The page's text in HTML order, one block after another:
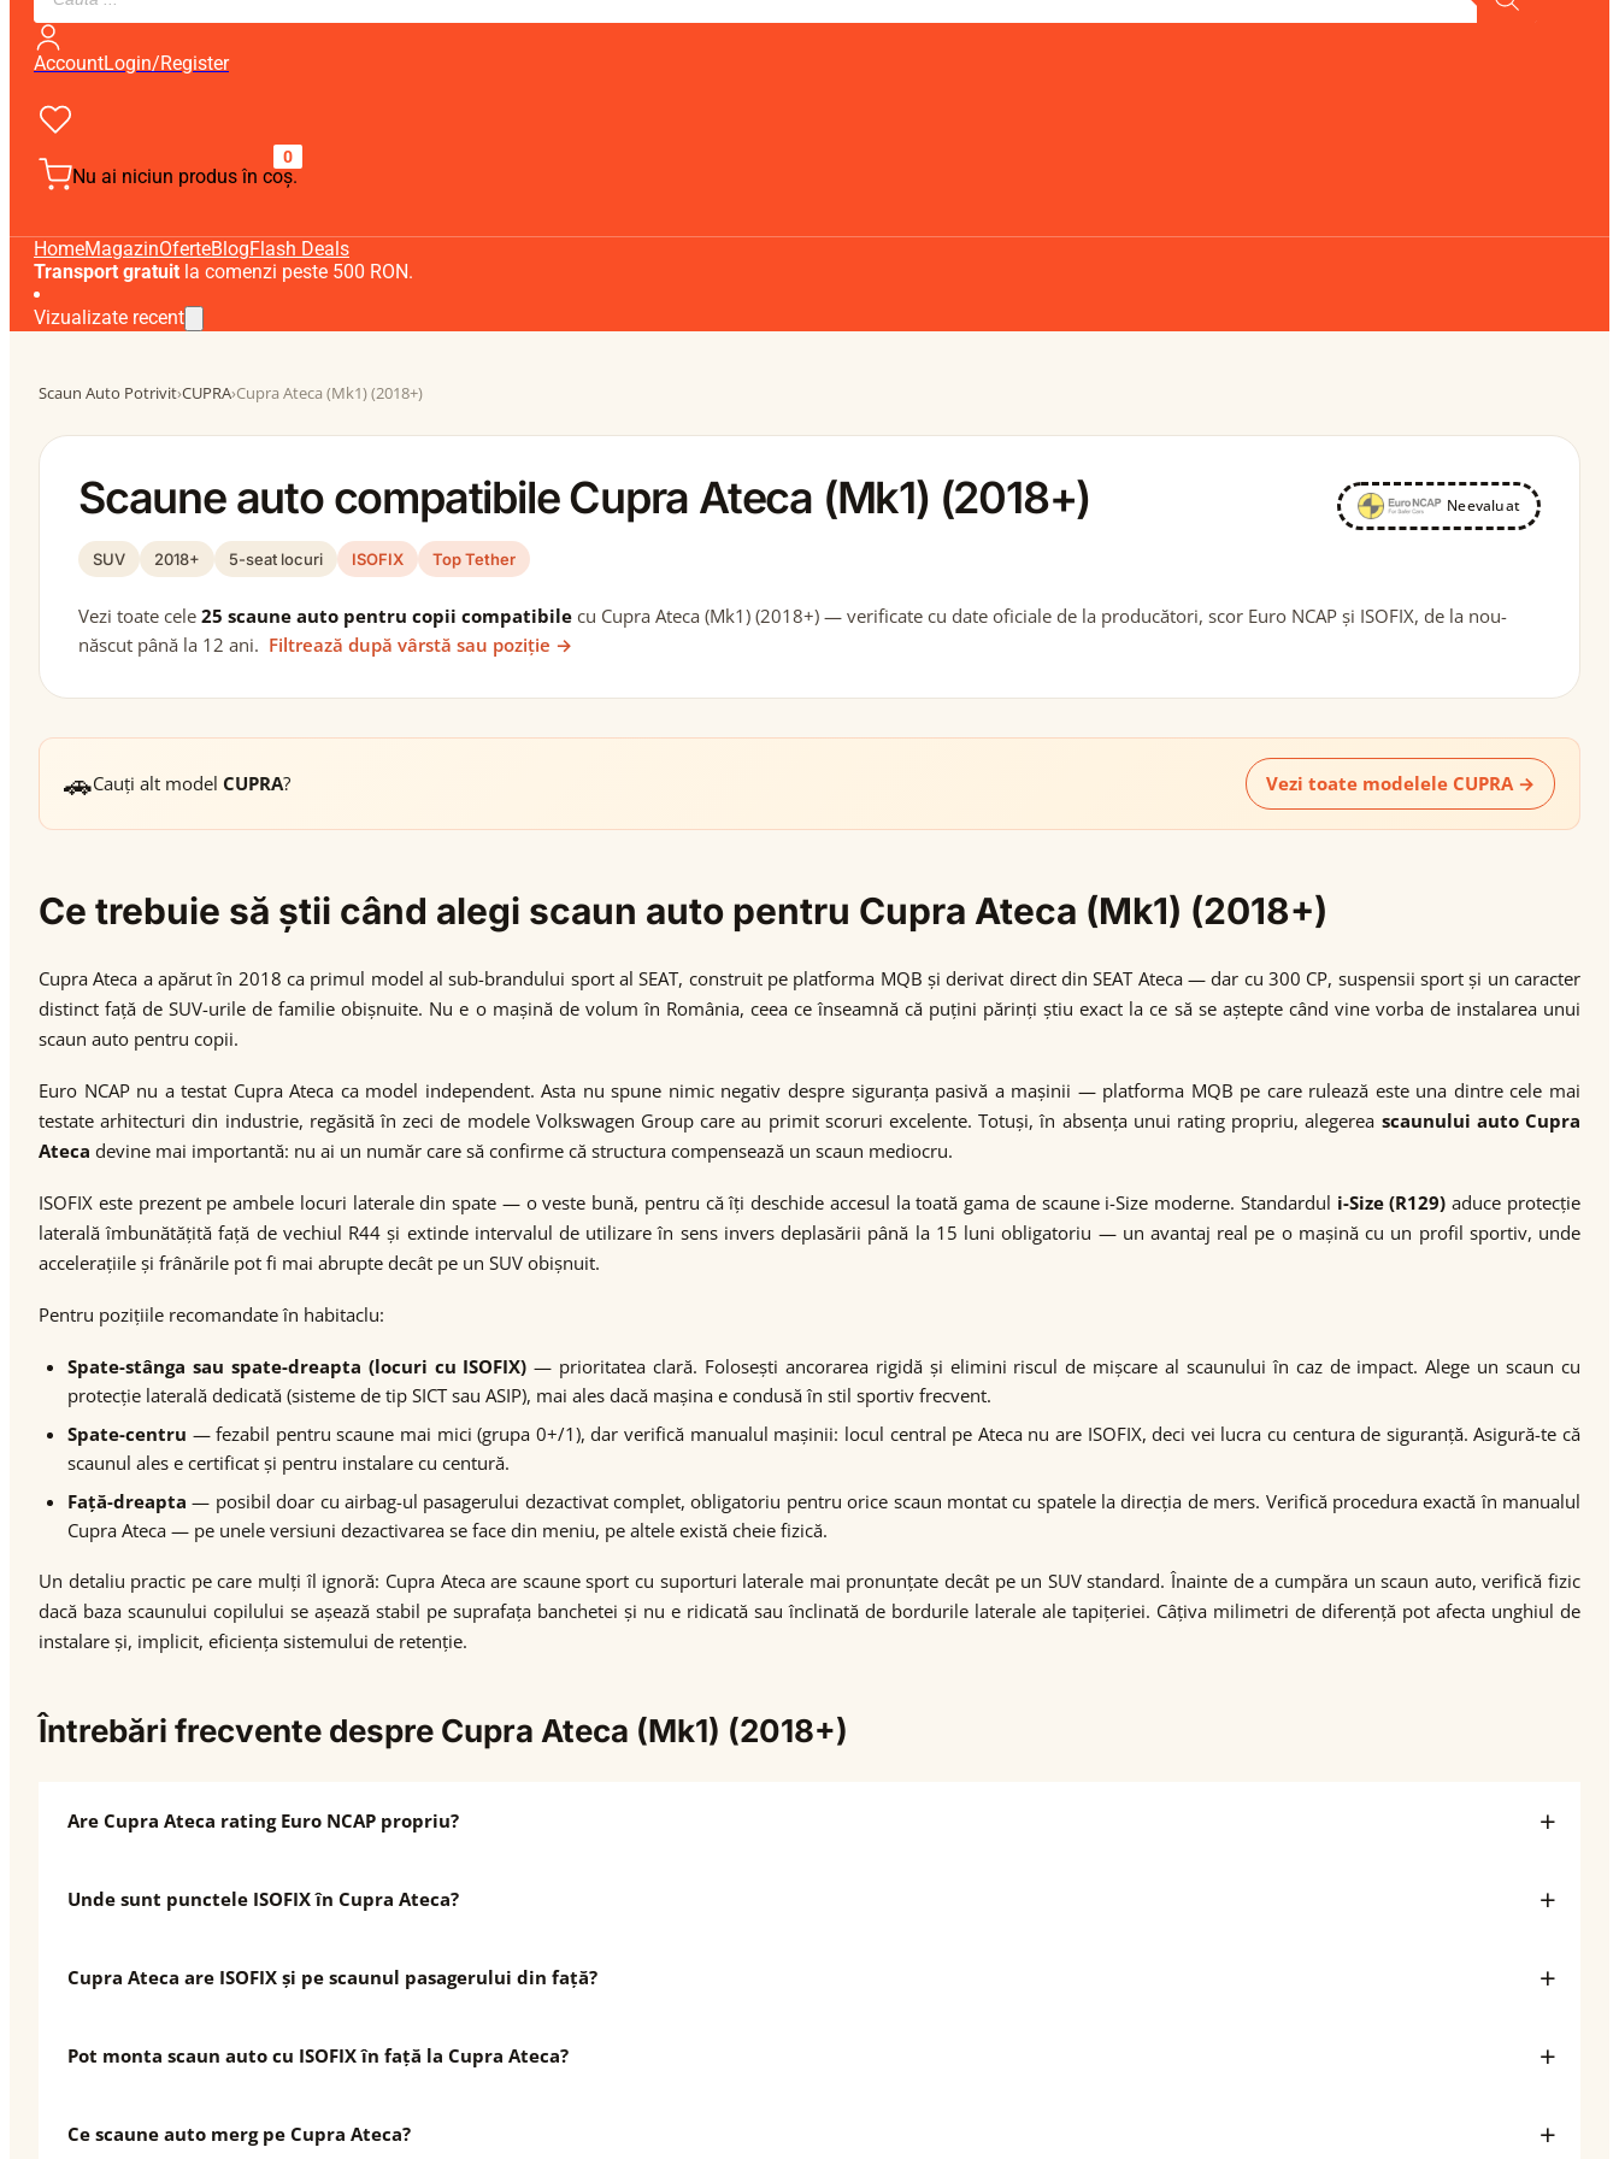
AccountLogin/Register
0
Nu ai niciun produs în coș.
HomeMagazinOferteBlogFlash Deals
Transport gratuit la comenzi peste 500 RON.
Vizualizate recent
Scaun Auto Potrivit›CUPRA›Cupra Ateca (Mk1) (2018+)
Scaune auto compatibile Cupra Ateca (Mk1) (2018+) Neevaluat
SUV 2018+ 5-seat locuri ISOFIX Top Tether
Vezi toate cele 25 scaune auto pentru copii compatibile cu Cupra Ateca (Mk1) (2018+) — verificate cu date oficiale de la producători, scor Euro NCAP și ISOFIX, de la nou-
născut până la 12 ani. Filtrează după vârstă sau poziție →
🚗Cauți alt model CUPRA? Vezi toate modelele CUPRA →
Ce trebuie să știi când alegi scaun auto pentru Cupra Ateca (Mk1) (2018+)
Cupra Ateca a apărut în 2018 ca primul model al sub-brandului sport al SEAT, construit pe platforma MQB și derivat direct din SEAT Ateca — dar cu 300 CP, suspensii sport și un caracter
distinct față de SUV-urile de familie obișnuite. Nu e o mașină de volum în România, ceea ce înseamnă că puțini părinți știu exact la ce să se aștepte când vine vorba de instalarea unui
scaun auto pentru copii.
Euro NCAP nu a testat Cupra Ateca ca model independent. Asta nu spune nimic negativ despre siguranța pasivă a mașinii — platforma MQB pe care rulează este una dintre cele mai
testate arhitecturi din industrie, regăsită în zeci de modele Volkswagen Group care au primit scoruri excelente. Totuși, în absența unui rating propriu, alegerea scaunului auto Cupra
Ateca devine mai importantă: nu ai un număr care să confirme că structura compensează un scaun mediocru.
ISOFIX este prezent pe ambele locuri laterale din spate — o veste bună, pentru că îți deschide accesul la toată gama de scaune i-Size moderne. Standardul i-Size (R129) aduce protecție
laterală îmbunătățită față de vechiul R44 și extinde intervalul de utilizare în sens invers deplasării până la 15 luni obligatoriu — un avantaj real pe o mașină cu un profil sportiv, unde
accelerațiile și frânările pot fi mai abrupte decât pe un SUV obișnuit.
Pentru pozițiile recomandate în habitaclu:
Spate-stânga sau spate-dreapta (locuri cu ISOFIX) — prioritatea clară. Folosești ancorarea rigidă și elimini riscul de mișcare al scaunului în caz de impact. Alege un scaun cu
protecție laterală dedicată (sisteme de tip SICT sau ASIP), mai ales dacă mașina e condusă în stil sportiv frecvent.
Spate-centru — fezabil pentru scaune mai mici (grupa 0+/1), dar verifică manualul mașinii: locul central pe Ateca nu are ISOFIX, deci vei lucra cu centura de siguranță. Asigură-te că
scaunul ales e certificat și pentru instalare cu centură.
Față-dreapta — posibil doar cu airbag-ul pasagerului dezactivat complet, obligatoriu pentru orice scaun montat cu spatele la direcția de mers. Verifică procedura exactă în manualul
Cupra Ateca — pe unele versiuni dezactivarea se face din meniu, pe altele există cheie fizică.
Un detaliu practic pe care mulți îl ignoră: Cupra Ateca are scaune sport cu suporturi laterale mai pronunțate decât pe un SUV standard. Înainte de a cumpăra un scaun auto, verifică fizic
dacă baza scaunului copilului se așează stabil pe suprafața banchetei și nu e ridicată sau înclinată de bordurile laterale ale tapițeriei. Câțiva milimetri de diferență pot afecta unghiul de
instalare și, implicit, eficiența sistemului de retenție.
Întrebări frecvente despre Cupra Ateca (Mk1) (2018+)
Are Cupra Ateca rating Euro NCAP propriu?
Unde sunt punctele ISOFIX în Cupra Ateca?
Cupra Ateca are ISOFIX și pe scaunul pasagerului din față?
Pot monta scaun auto cu ISOFIX în față la Cupra Ateca?
Ce scaune auto merg pe Cupra Ateca?